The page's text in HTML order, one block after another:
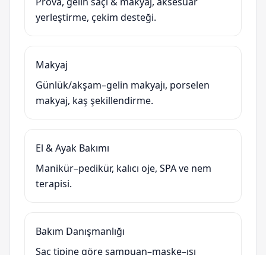
yerleştirme, çekim desteği.
Makyaj
Günlük/akşam–gelin makyajı, porselen
makyaj, kaş şekillendirme.
El & Ayak Bakımı
Manikür–pedikür, kalıcı oje, SPA ve nem
terapisi.
Bakım Danışmanlığı
Saç tipine göre şampuan–maske–ısı